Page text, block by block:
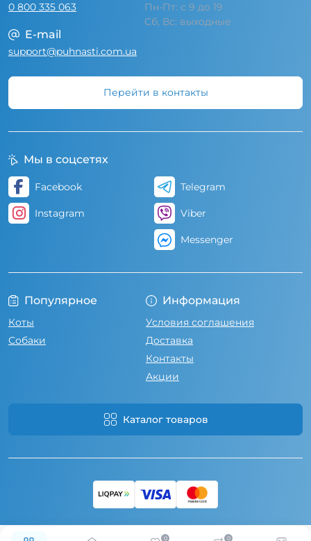
0 0
0 800 335 063
Пн-Пт: с 9 до 19
Сб, Вс: выходные
E-mail
support@puhnasti.com.ua
Перейти в контакты
Популярное
Коты
Собаки
Информация
Условия соглашения
Доставка
Контакты
Акции
Каталог товаров
Мы в соцсетях
Facebook
Instagram
Telegram
Viber
Messenger